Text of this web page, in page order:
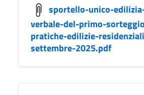
sportello-unico-
verbale-del-primo-
pratiche-edilizie-
settembre-2025.pdf